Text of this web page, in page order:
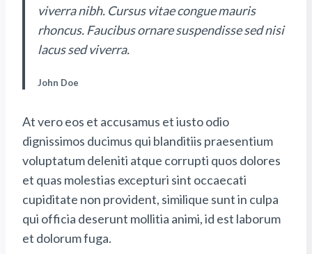
viverra nibh. Cursus vitae congue mauris
rhoncus. Faucibus ornare suspendisse sed nisi
lacus sed viverra.
John Doe
At vero eos et accusamus et iusto odio
dignissimos ducimus qui blanditiis praesentium
voluptatum deleniti atque corrupti quos dolores
et quas molestias excepturi sint occaecati
cupiditate non provident, similique sunt in culpa
qui officia deserunt mollitia animi, id est laborum
et dolorum fuga.